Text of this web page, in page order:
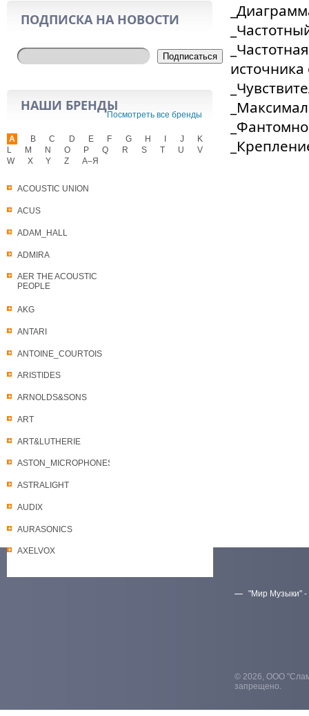
ПОДПИСКА НА НОВОСТИ
Подписаться
НАШИ БРЕНДЫ
Посмотреть все бренды
A
ACOUSTIC UNION
ACUS
ADAM_HALL
ADMIRA
AER THE ACOUSTIC
PEOPLE
AKG
ANTARI
ANTOINE_COURTOIS
ARISTIDES
ARNOLDS&SONS
ART
ART&LUTHERIE
ASTON_MICROPHONES
ASTRALIGHT
AUDIX
AURASONICS
AXELVOX
B C D E F G H J
K
L
M N O P Q R S T U
V
W
X Y Z А–Я
"Мир Музыки" -
© 2026, ООО
запрещено.